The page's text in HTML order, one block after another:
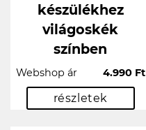
készülékhez
világoskék
színben
Webshop ár 4.990 Ft
részletek